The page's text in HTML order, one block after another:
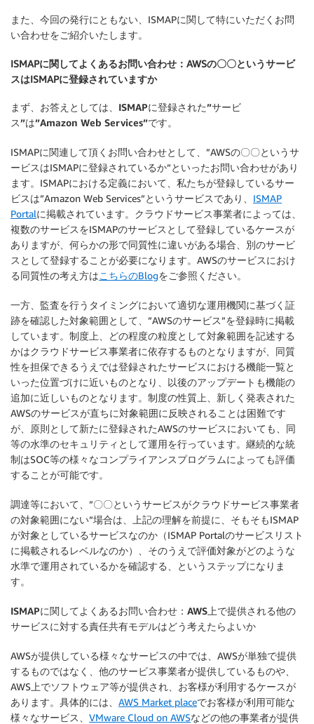
また、今回の発行にともない、ISMAPに関して特にいただくお問
い合わせをご紹介いたします。
ISMAPに関してよくあるお問い合わせ：AWSの〇〇というサービ
スはISMAPに登録されていますか
まず、お答えとしては、 ISMAPに登録された”サービ
ス”は”Amazon Web Services”です。
ISMAPに関連して頂くお問い合わせとして、”AWSの〇〇というサ
ービスはISMAPに登録されているか”といったお問い合わせがあり
ます。ISMAPにおける定義において、私たちが登録しているサー
ビスは”Amazon Web Services”というサービスであり、 ISMAP
Portalに掲載されています。クラウドサービス事業者によっては、
複数のサービスをISMAPのサービスとして登録しているケースが
ありますが、何らかの形で同質性に違いがある場合、別のサービ
スとして登録することが必要になります。AWSのサービスにおけ
る同質性の考え方はこちらのBlogをご参照ください。
一方、監査を行うタイミングにおいて適切な運用機関に基づく証
跡を確認した対象範囲として、”AWSのサービス”を登録時に掲載
しています。制度上、どの程度の粒度として対象範囲を記述する
かはクラウドサービス事業者に依存するものとなりますが、同質
性を担保できるうえでは登録されたサービスにおける機能一覧と
いった位置づけに近いものとなり、以後のアップデートも機能の
追加に近しいものとなります。制度の性質上、新しく発表された
AWSのサービスが直ちに対象範囲に反映されることは困難です
が、原則として新たに登録されたAWSのサービスにおいても、同
等の水準のセキュリティとして運用を行っています。継続的な統
制はSOC等の様々なコンプライアンスプログラムによっても評価
することが可能です。
調達等において、”〇〇というサービスがクラウドサービス事業者
の対象範囲にない”場合は、上記の理解を前提に、そもそもISMAP
が対象としているサービスなのか（ISMAP Portalのサービスリスト
に掲載されるレベルなのか）、そのうえで評価対象がどのような
水準で運用されているかを確認する、というステップになりま
す。
ISMAPに関してよくあるお問い合わせ：AWS上で提供される他の
サービスに対する責任共有モデルはどう考えたらよいか
AWSが提供している様々なサービスの中では、AWSが単独で提供
するものではなく、他のサービス事業者が提供しているものや、
AWS上でソフトウェア等が提供され、お客様が利用するケースが
あります。具体的には、 AWS Market placeでお客様が利用可能な
様々なサービス、 VMware Cloud on AWSなどの他の事業者が提供